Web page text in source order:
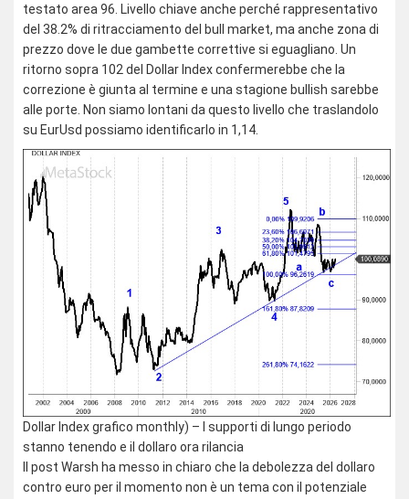
testato area 96. Livello chiave anche perché rappresentativo
del 38.2% di ritracciamento del bull market, ma anche zona di
prezzo dove le due gambette correttive si eguagliano. Un
ritorno sopra 102 del Dollar Index confermerebbe che la
correzione è giunta al termine e una stagione bullish sarebbe
alle porte. Non siamo lontani da questo livello che traslandolo
su EurUsd possiamo identificarlo in 1,14.
Dollar Index grafico monthly) – I supporti di lungo periodo
stanno tenendo e il dollaro ora rilancia
Il post Warsh ha messo in chiaro che la debolezza del dollaro
contro euro per il momento non è un tema con il potenziale